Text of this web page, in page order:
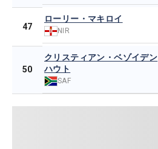
47
ローリー・マキロイ
NIR
50
クリスティアン・ベゾイデン
ハウト
SAF